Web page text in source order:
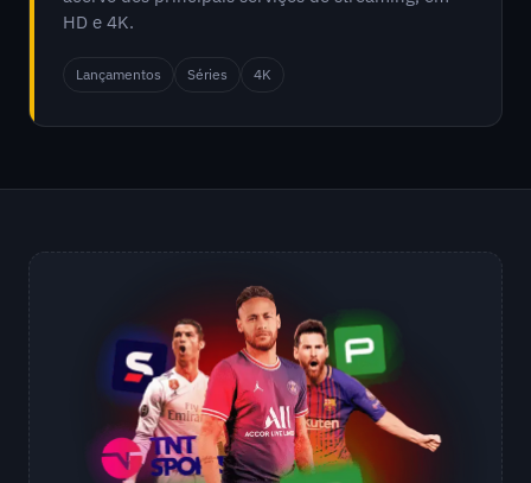
HD e 4K.
Lançamentos Séries 4K